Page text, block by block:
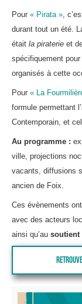
Pour « Pirata » ,
durant tout un été.
était la piraterie et
spécifiquement
organisés à cette
Pour « La
formule permettant
Contemporain, et
Au programme :
ville, projections
vacants, diffusions
ancien de Foix.
Ces évènements
avec des acteurs
ainsi qu’au soutient